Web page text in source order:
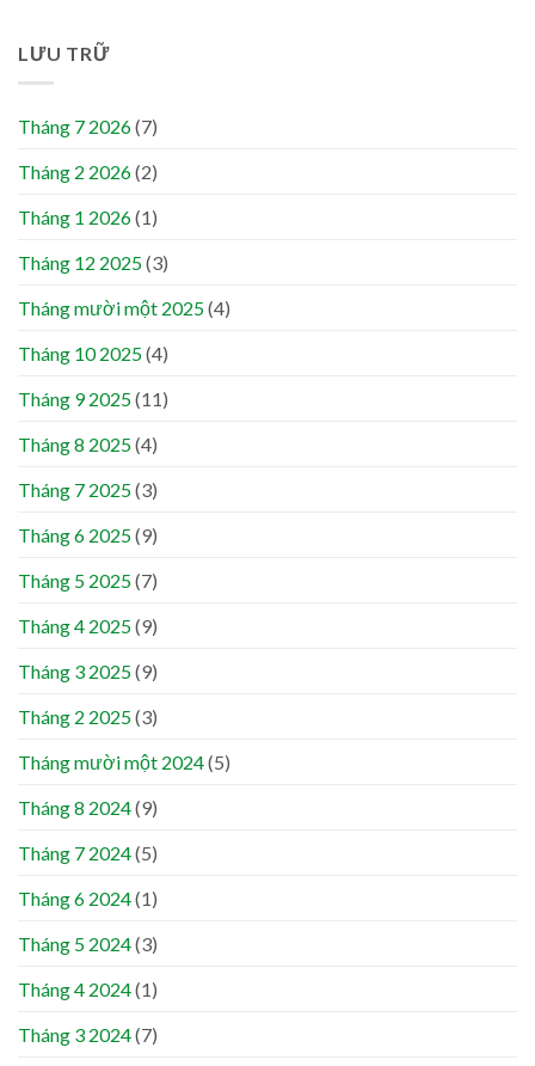
LƯU TRỮ
Tháng 7 2026(7)
Tháng 2 2026(2)
Tháng 1 2026(1)
Tháng 12 2025(3)
Tháng mười một 2025(4)
Tháng 10 2025(4)
Tháng 9 2025(11)
Tháng 8 2025(4)
Tháng 7 2025(3)
Tháng 6 2025(9)
Tháng 5 2025(7)
Tháng 4 2025(9)
Tháng 3 2025(9)
Tháng 2 2025(3)
Tháng mười một 2024(5)
Tháng 8 2024(9)
Tháng 7 2024(5)
Tháng 6 2024(1)
Tháng 5 2024(3)
Tháng 4 2024(1)
Tháng 3 2024(7)